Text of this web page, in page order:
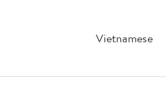
Vietnamese